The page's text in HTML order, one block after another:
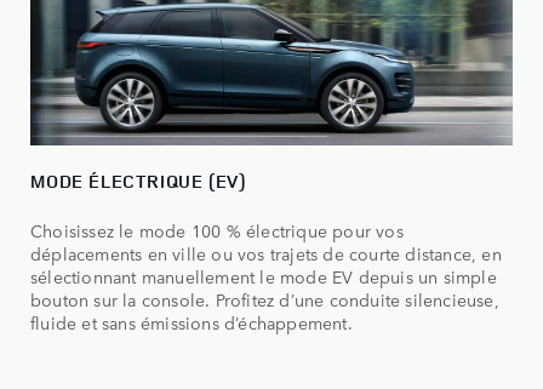
MODE ÉLECTRIQUE (EV)
Choisissez le mode 100 % électrique pour vos
déplacements en ville ou vos trajets de courte distance, en
sélectionnant manuellement le mode EV depuis un simple
bouton sur la console. Profitez d’une conduite silencieuse,
fluide et sans émissions d’échappement.